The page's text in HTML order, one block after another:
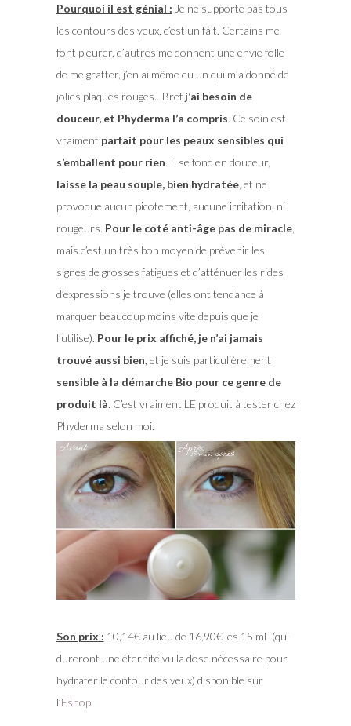
Pourquoi il est génial : Je ne supporte pas tous
les contours des yeux, c’est un fait. Certains me
font pleurer, d’autres me donnent une envie folle
de me gratter, j’en ai même eu un qui m’a donné de
jolies plaques rouges…Bref j’ai besoin de
douceur, et Phyderma l’a compris. Ce soin est
vraiment parfait pour les peaux sensibles qui
s’emballent pour rien. Il se fond en douceur,
laisse la peau souple, bien hydratée, et ne
provoque aucun picotement, aucune irritation, ni
rougeurs. Pour le coté anti-âge pas de miracle,
mais c’est un très bon moyen de prévenir les
signes de grosses fatigues et d’atténuer les rides
d’expressions je trouve (elles ont tendance à
marquer beaucoup moins vite depuis que je
l’utilise). Pour le prix affiché, je n’ai jamais
trouvé aussi bien , et je suis particulièrement
sensible à la démarche Bio pour ce genre de
produit là. C’est vraiment LE produit à tester chez
Phyderma selon moi.
Son prix : 10,14€ au lieu de 16,90€ les 15 mL (qui
dureront une éternité vu la dose nécessaire pour
hydrater le contour des yeux) disponible sur
l’Eshop.